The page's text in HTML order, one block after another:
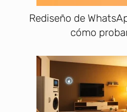
Rediseño de
cómo